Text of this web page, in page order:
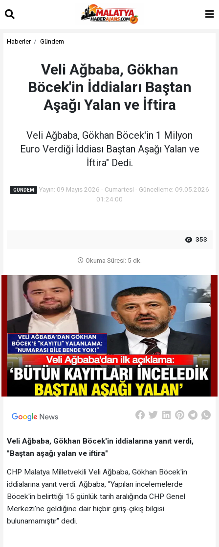
Haberler Gündem
Veli Ağbaba, Gökhan
Böcek'in İddiaları Baştan
Aşağı Yalan ve İftira
Veli Ağbaba, Gökhan Böcek'in 1 Milyon
Euro Verdiği İddiası Baştan Aşağı Yalan ve
İftira" Dedi.
GÜNDEM
Yayın: 09 Mayıs 2026 - Cumartesi - Güncelleme: 09.05.2026
01:24:00
353
Okuma Süresi: 5 dk.
Veli Ağbaba, Gökhan Böcek'in iddialarına yanıt verdi,
"Baştan aşağı yalan ve iftira"
CHP Malatya Milletvekili Veli Ağbaba, Gökhan Böcek'in
iddialarına yanıt verdi. Ağbaba, "Yapılan incelemelerde
Böcek'in belirttiği 15 günlük tarih aralığında CHP Genel
Merkezi'ne geldiğine dair hiçbir giriş-çıkış bilgisi
bulunamamıştır" dedi.